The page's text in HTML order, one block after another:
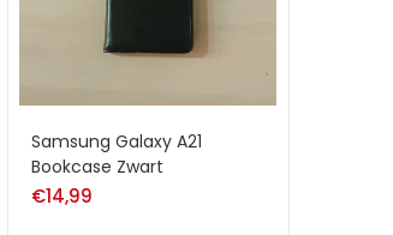
Samsung Galaxy A21
Bookcase Zwart
€14,99